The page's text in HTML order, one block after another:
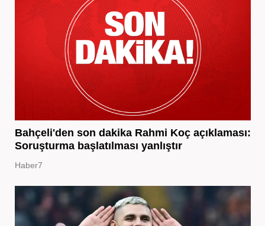
Bahçeli'den son dakika Rahmi Koç açıklaması:
Soruşturma başlatılması yanlıştır
Haber7